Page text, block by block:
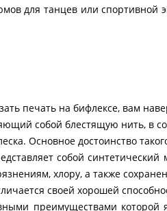
для танцев или
печать на бифлексе, вам
собой блестящую нить, в
Основное достоинство
собой
хлору, а также
своей хорошей
преимуществами которой